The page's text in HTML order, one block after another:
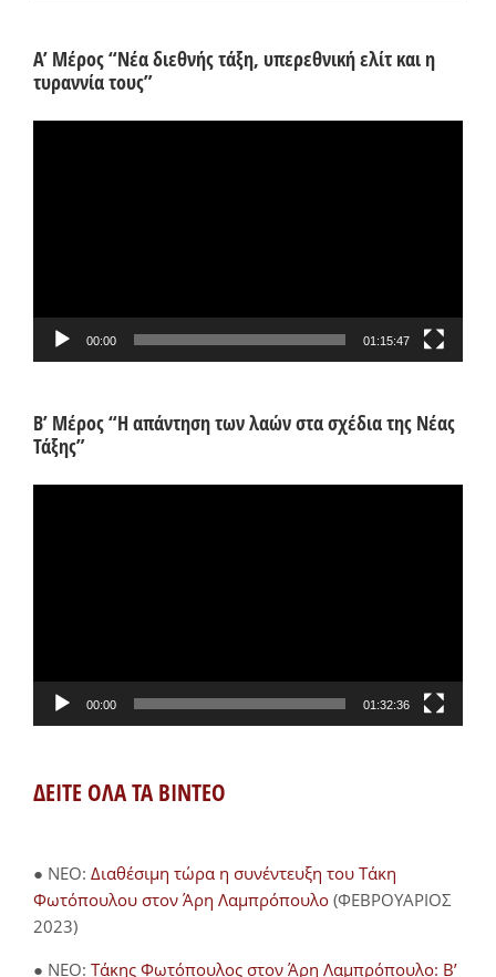
Α’ Μέρος “Νέα διεθνής τάξη, υπερεθνική ελίτ και η
τυραννία τους”
00:00 01:15:47
Β’ Μέρος “Η απάντηση των λαών στα σχέδια της Νέας
Τάξης”
00:00 01:32:36
ΔΕΙΤΕ ΟΛΑ ΤΑ ΒΙΝΤΕΟ
● NEO: Διαθέσιμη τώρα η συνέντευξη του Τάκη
Φωτόπουλου στον Άρη Λαμπρόπουλο (ΦΕΒΡΟΥΑΡΙΟΣ
2023)
● NEO: Τάκης Φωτόπουλος στον Άρη Λαμπρόπουλο: Β’